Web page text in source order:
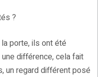
?
porte, ils ont été
différence, cela fait
un regard différent posé